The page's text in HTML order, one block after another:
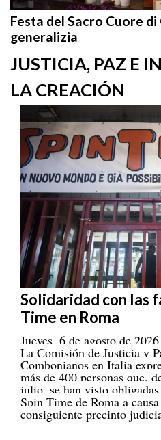
Festa del Sacro Cuore di
generalizia
JUSTICIA, PAZ E
LA CREACIÓN
Solidaridad con las
Time en Roma
Jueves, 6 de agosto de 2026
La Comisión de Justicia y
Combonianos en Italia
más de 400 personas que,
julio, se han visto
Spin Time de Roma a
consiguiente precinto